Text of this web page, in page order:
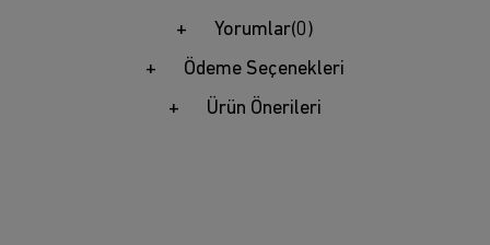
Yorumlar(0)
Ödeme Seçenekleri
Ürün Önerileri